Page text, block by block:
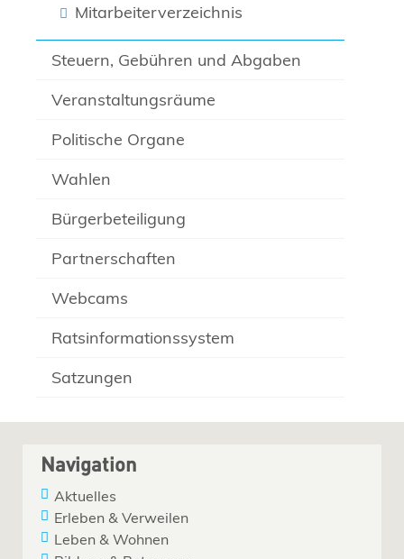
Mitarbeiterverzeichnis
Steuern, Gebühren und Abgaben
Veranstaltungsräume
Politische Organe
Wahlen
Bürgerbeteiligung
Partnerschaften
Webcams
Ratsinformationssystem
Satzungen
Navigation
Aktuelles
Erleben & Verweilen
Leben & Wohnen